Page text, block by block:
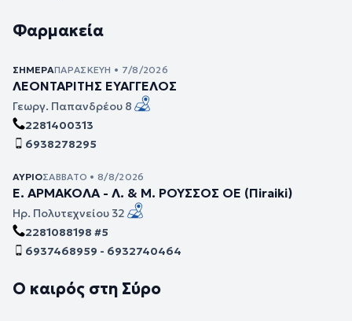
Φαρμακεία
ΣΉΜΕΡΑΠΑΡΑΣΚΕΥΉ • 7/8/2026
ΛΕΟΝΤΑΡΙΤΗΣ ΕΥΑΓΓΕΛΟΣ
Γεωργ. Παπανδρέου 8
2281400313
6938278295
ΑΎΡΙΟΣΆΒΒΑΤΟ • 8/8/2026
Ε. ΑΡΜΑΚΟΛΑ - Λ. & Μ. ΡΟΥΣΣΟΣ ΟΕ (Πiraiki)
Ηρ. Πολυτεχνείου 32
2281088198 #5
6937468959 - 6932740464
Ο καιρός στη Σύρο